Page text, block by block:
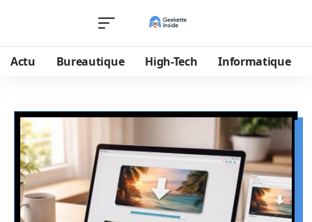
Actu Bureautique High-Tech Informatique